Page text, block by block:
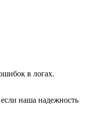
в логах.
наша надежность